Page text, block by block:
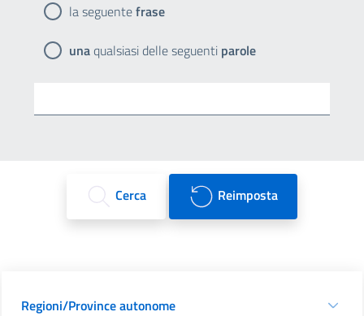
la seguentefrase
unaqualsiasi delle seguenti parole
Cerca Reimposta
Regioni/Province autonome